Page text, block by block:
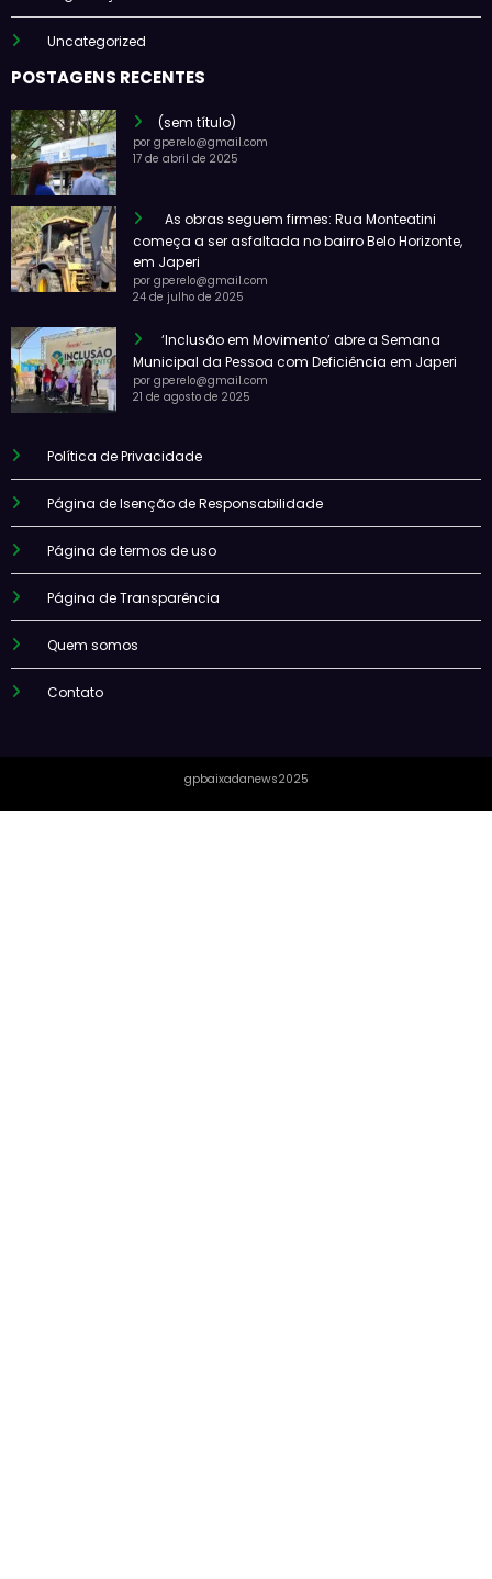
Uncategorized
POSTAGENS RECENTES
(sem título)
por gperelo@gmail.com
17 de abril de 2025
As obras seguem firmes: Rua Monteatini
começa a ser asfaltada no bairro Belo Horizonte,
em Japeri
por gperelo@gmail.com
24 de julho de 2025
‘Inclusão em Movimento’ abre a Semana
Municipal da Pessoa com Deficiência em Japeri
por gperelo@gmail.com
21 de agosto de 2025
Política de Privacidade
Página de Isenção de Responsabilidade
Página de termos de uso
Página de Transparência
Quem somos
Contato
gpbaixadanews2025